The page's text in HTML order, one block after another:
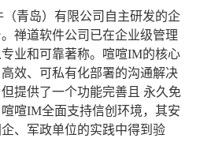
青岛）有限公司自主研发的企
禅道软件公司已在企业级管理
业和可靠著称。喧喧IM的核心
效、可私有化部署的沟通解决
提供了一个功能完善且 永久免
喧IM全面支持信创环境，其安
、军政单位的实践中得到验